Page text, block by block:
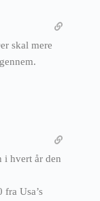
skal mere
i hvert år den
Usa’s